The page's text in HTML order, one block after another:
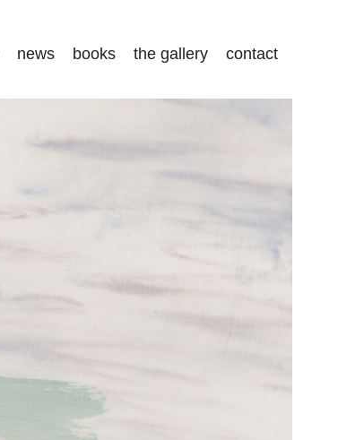
news books the gallery contact